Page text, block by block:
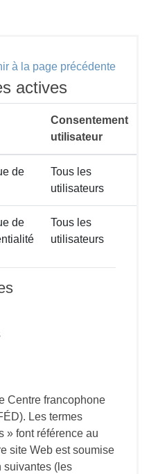
à la page précédente
actives
Consentement
utilisateur
de
Tous les
utilisateurs
de
Tous les
utilisateurs
Centre francophone
Les termes
» font référence au
site Web est soumise
suivantes (les